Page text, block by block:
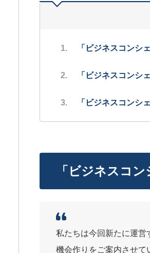
「ビジネスコンシ
「ビジネスコンシ
「ビジネスコンシ
「ビジネスコ
私たちは今回新たに運営
機会作りをご案内させて